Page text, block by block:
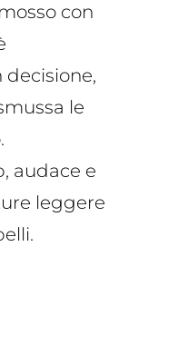
con
decisione,
le
audace e
leggere